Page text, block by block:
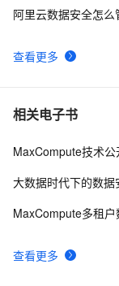
治理白皮书）》
查看更多
阿里云数据安全怎么
相关电子书
查看更多
MaxCompute技术
大数据时代下的数
MaxCompute多租